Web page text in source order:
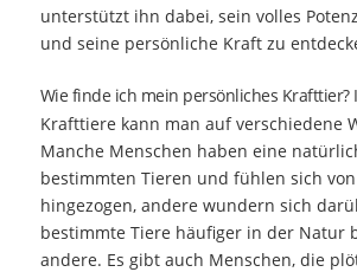
unterstützt ihn dabei, sein volles
und seine persönliche Kraft zu
Wie finde ich mein persönliches Krafttier?
Krafttiere kann man auf verschiedene
Manche Menschen haben eine
bestimmten Tieren und fühlen sich
hingezogen, andere wundern sich
bestimmte Tiere häufiger in der Natur
andere. Es gibt auch Menschen, die